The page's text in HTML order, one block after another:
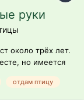
руки
около трёх лет.
но имеется
на ватсапп
отдам птицу